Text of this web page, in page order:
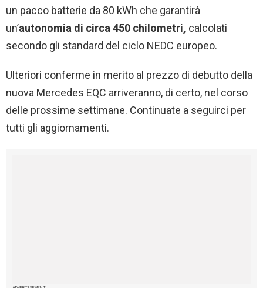
un pacco batterie da 80 kWh che garantirà
un’autonomia di circa 450 chilometri, calcolati
secondo gli standard del ciclo NEDC europeo.
Ulteriori conferme in merito al prezzo di debutto della
nuova Mercedes EQC arriveranno, di certo, nel corso
delle prossime settimane. Continuate a seguirci per
tutti gli aggiornamenti.